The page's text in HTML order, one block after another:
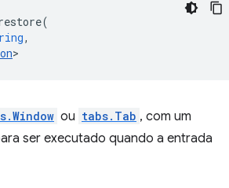
(
,
>
ou tabs.Tab , com um
ser executado quando a entrada